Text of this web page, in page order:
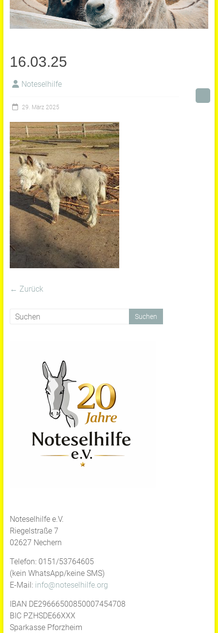
16.03.25
Noteselhilfe
29. März 2025
← Zurück
Noteselhilfe e.V.
Riegelstraße 7
02627 Nechern
Telefon: 0151/53764605
(kein WhatsApp/keine SMS)
E-Mail: info@noteselhilfe.org
IBAN DE29666500850007454708
BIC PZHSDE66XXX
Sparkasse Pforzheim